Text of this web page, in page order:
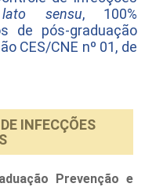
lato sensu, 100%
de pós-graduação
CES/CNE nº 01, de
INFECÇÕES
Prevenção e